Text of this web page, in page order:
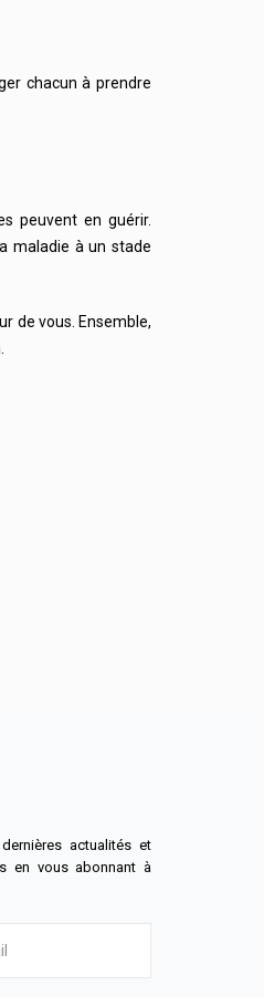
chacun à prendre
peuvent en guérir.
maladie à un stade
de vous. Ensemble,
actualités et
en vous abonnant à